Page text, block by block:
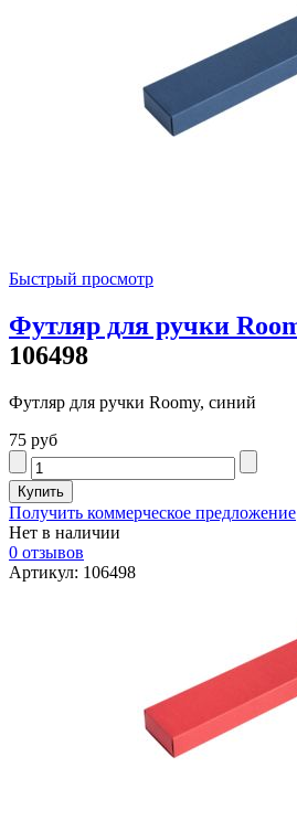
Быстрый просмотр
Футляр для ручки
106498
Футляр для ручки Roomy, синий
75 руб
Получить коммерческое предложение
Нет в наличии
0 отзывов
Артикул: 106498